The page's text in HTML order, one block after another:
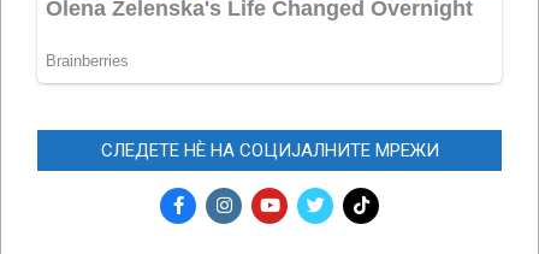
СЛЕДЕТЕ НЀ НА СОЦИЈАЛНИТЕ МРЕЖИ